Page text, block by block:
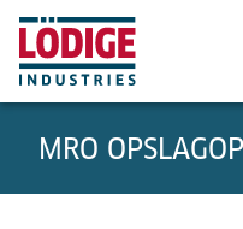
MRO